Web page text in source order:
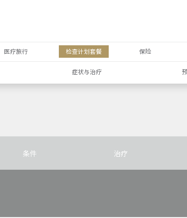
医疗旅行 检查计划套餐 保险
症状与治疗
条件 治疗